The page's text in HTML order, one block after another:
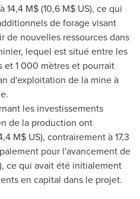
14,4 M$ (10,6 M$ US), ce qui
de forage visant
de nouvelles ressources dans
lequel est situé entre les
et 1 000 mètres et pourrait
d'exploitation de la mine à
les investissements
de la production ont
M$ US), contrairement à 17,3
pour l'avancement de
ce qui avait été initialement
en capital dans le projet.